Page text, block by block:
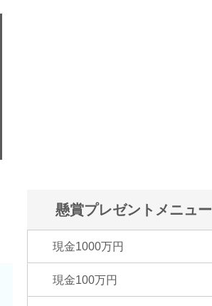
懸賞プレゼントメニュー
現金1000万円
現金100万円